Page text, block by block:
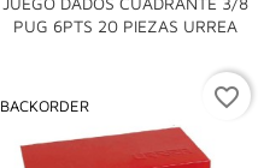
PUG 6PTS 20 PIEZAS URREA

BACKORDER favorite_border